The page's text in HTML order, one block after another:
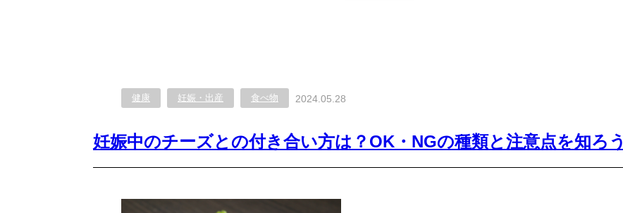
健康 妊娠・出産 食べ物 2024.05.28
妊娠中のチーズとの付き合い方は？OK・NGの種類と注意点を知ろう